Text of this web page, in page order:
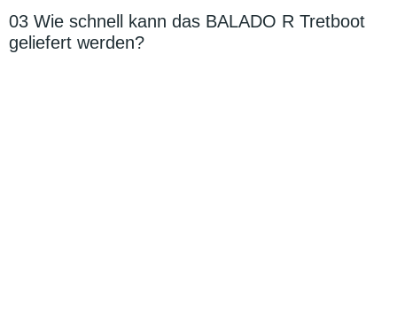
03 Wie schnell kann das BALADO R Tretboot
geliefert werden?